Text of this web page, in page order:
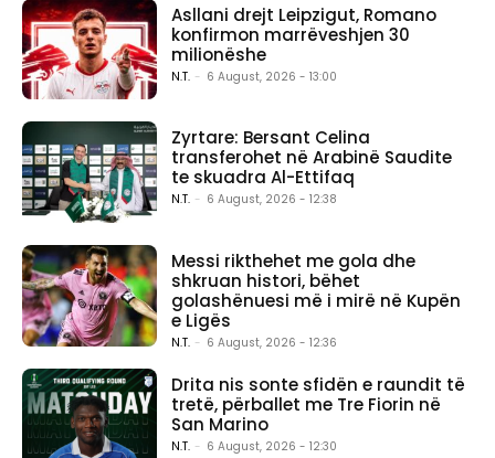
Asllani drejt Leipzigut, Romano
konfirmon marrëveshjen 30
milionëshe
N.T. - 6 August, 2026 - 13:00
Zyrtare: Bersant Celina
transferohet në Arabinë Saudite
te skuadra Al-Ettifaq
N.T. - 6 August, 2026 - 12:38
Messi rikthehet me gola dhe
shkruan histori, bëhet
golashënuesi më i mirë në Kupën
e Ligës
N.T. - 6 August, 2026 - 12:36
Drita nis sonte sfidën e raundit të
tretë, përballet me Tre Fiorin në
San Marino
N.T. - 6 August, 2026 - 12:30